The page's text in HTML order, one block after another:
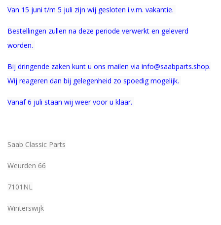
Van 15 juni t/m 5 juli zijn wij gesloten i.v.m. vakantie.
Bestellingen zullen na deze periode verwerkt en geleverd
worden.
Bij dringende zaken kunt u ons mailen via info@saabparts.shop.
Wij reageren dan bij gelegenheid zo spoedig mogelijk.
Vanaf 6 juli staan wij weer voor u klaar.
Saab Classic Parts
Weurden 66
7101NL
Winterswijk